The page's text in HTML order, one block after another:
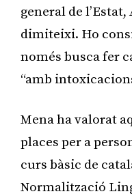
general de
dimiteixi. Ho
només busca fer
“amb
Mena ha valorat
places per a
curs bàsic de
Normalització